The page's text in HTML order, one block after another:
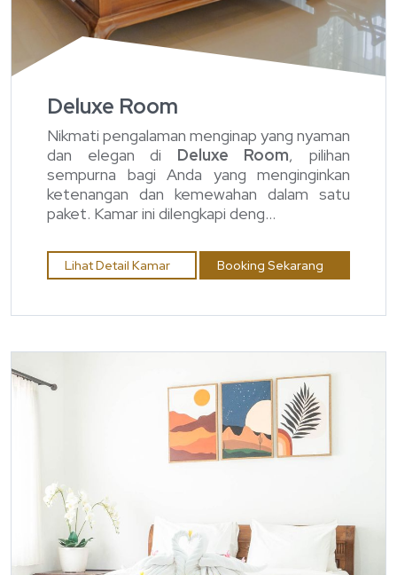
Deluxe Room
Nikmati pengalaman menginap yang nyaman
dan elegan di Deluxe Room, pilihan
sempurna bagi Anda yang menginginkan
ketenangan dan kemewahan dalam satu
paket. Kamar ini dilengkapi deng...
Lihat Detail Kamar Booking Sekarang